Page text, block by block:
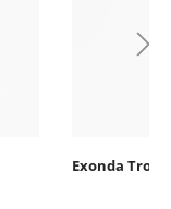
Exonda